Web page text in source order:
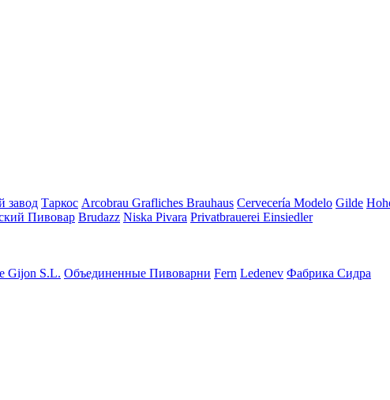
завод Таркос Arcobrau Grafliches Brauhaus Cervecería Modelo Gilde
Пивовар Brudazz Niska Pivara Privatbrauerei Einsiedler
Gijon S.L. Объединенные Пивоварни Fern Ledenev Фабрика Сидра